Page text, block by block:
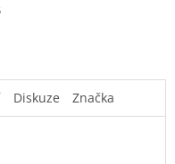
Diskuze Značka